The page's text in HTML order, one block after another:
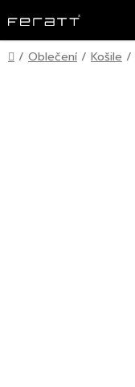
na
obsah
Domů
/ Oblečení / Košile /